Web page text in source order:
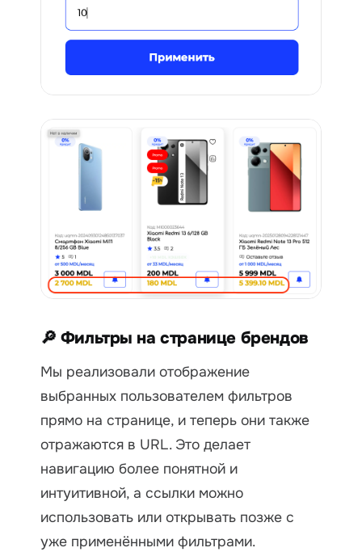
🔎 Фильтры на странице брендов
Мы реализовали отображение
выбранных пользователем фильтров
прямо на странице, и теперь они также
отражаются в URL. Это делает
навигацию более понятной и
интуитивной, а ссылки можно
использовать или открывать позже с
уже применёнными фильтрами.